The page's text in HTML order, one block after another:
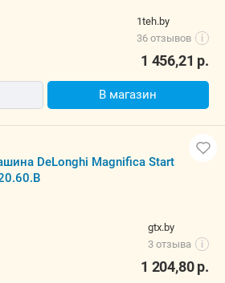
1teh.by
36 отзывов
i
1 456,21 р.
В магазин
DeLonghi Magnifica Start
gtx.by
3 отзыва
i
1 204,80р.